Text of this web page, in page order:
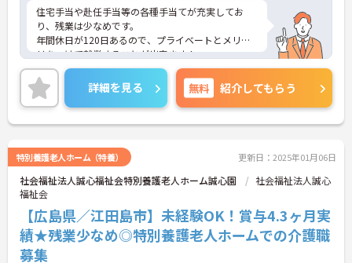
住宅手当や赴任手当等の各種手当てが充実してお
り、残業は少なめです。
年間休日が120日あるので、プライベートとメリハ
リをつけて就業することが出来ます！
ご興味ある方には、面接対策ポイントなど、さらに
詳細をお話しいたしますのでお気軽にご相談くださ
い！
詳細を見る 無料 紹介してもらう
特別養護老人ホーム（特養） 更新日：2025年01月06日
社会福祉法人誠心福祉会特別養護老人ホーム誠心園
社会福祉法人誠心
福祉会
【広島県／江田島市】未経験OK！賞与4.3ヶ月実
績★残業少なめ◎特別養護老人ホームでの介護職
募集